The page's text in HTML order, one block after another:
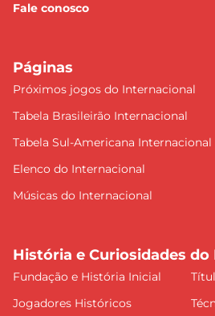
Fale conosco
Páginas
Próximos jogos do Internacional
Tabela Brasileirão Internacional
Tabela Sul-Americana Internacional
Elenco do Internacional
Músicas do Internacional
História e Curiosidades
Fundação e História Inicial
Jogadores Históricos